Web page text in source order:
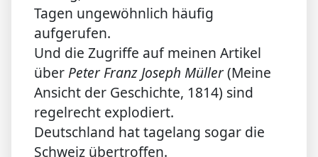
Tagen ungewöhnlich häufig
aufgerufen.
Und die Zugriffe auf meinen Artikel
überPeter Franz Joseph Müller(Meine
Ansicht der Geschichte, 1814) sind
regelrecht explodiert.
Deutschland hat tagelang sogar die
Schweiz übertroffen.